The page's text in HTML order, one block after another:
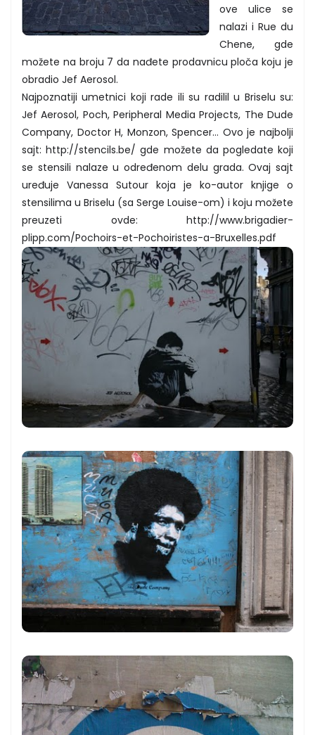
ove ulice se
nalazi i Rue du
Chene, gde
možete na broju 7 da nađete prodavnicu ploča koju je
obradio Jef Aerosol.
Najpoznatiji umetnici koji rade ili su radilil u Briselu su:
Jef Aerosol, Poch, Peripheral Media Projects, The Dude
Company, Doctor H, Monzon, Spencer… Ovo je najbolji
sajt: http://stencils.be/ gde možete da pogledate koji
se stensili nalaze u određenom delu grada. Ovaj sajt
uređuje Vanessa Sutour koja je ko-autor knjige o
stensilima u Briselu (sa Serge Louise-om) i koju možete
preuzeti ovde: http://www.brigadier-
plipp.com/Pochoirs-et-Pochoiristes-a-Bruxelles.pdf